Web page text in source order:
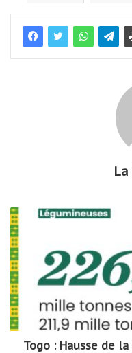
Togo : Hausse de